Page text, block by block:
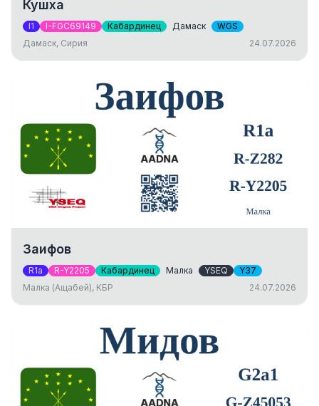
Кушха
I1 I-FGC69149 Кабардинец Дамаск
WGS
Дамаск, Сирия
24.07.2026
Заифов
R1a R-Y2205 Кабардинец Малка YSEQ
Y37
Малка (Ащабей), КБР
24.07.2026